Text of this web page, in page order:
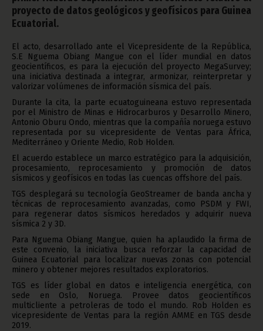
proyecto de datos geológicos y geofísicos para Guinea
Ecuatorial.
El acto, desarrollado ante el Vicepresidente de la República,
S.E Nguema Obiang Mangue con el líder mundial en datos
geocientíficos, es para la ejecución del proyecto MegaSurvey;
una iniciativa destinada a integrar, armonizar, reinterpretar y
valorizar volúmenes de información sísmica del país.
Durante la cita, la parte ecuatoguineana estuvo representada
por el Ministro de Minas e Hidrocarburos y Desarrollo Minero,
Antonio Oburu Ondo, mientras que la compañía noruega estuvo
representada por su vicepresidente de Ventas para África,
Mediterráneo y Oriente Medio, Rob Holden.
El acuerdo establece un marco estratégico para la adquisición,
procesamiento, reprocesamiento y promoción de datos
sísmicos y geofísicos en todas las cuencas offshore del país.
TGS desplegará su tecnología GeoStreamer de banda ancha y
técnicas de reprocesamiento avanzadas, como PSDM y FWI,
para regenerar datos sísmicos heredados y adquirir nueva
sísmica 2 y 3D.
Para Nguema Obiang Mangue, quien ha aplaudido la firma de
este convenio, la iniciativa busca reforzar la capacidad de
Guinea Ecuatorial para localizar nuevas zonas con potencial
minero y obtener mejores resultados exploratorios.
TGS es líder global en datos e inteligencia energética, con
sede en Oslo, Noruega. Provee datos geocientíficos
multicliente a petroleras de todo el mundo. Rob Holden es
vicepresidente de Ventas para la región AMME en TGS desde
2019.